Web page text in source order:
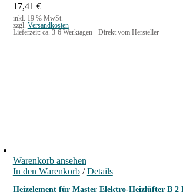
17,41 €
inkl. 19 % MwSt.
zzgl. Versandkosten
Lieferzeit: ca. 3-6 Werktagen - Direkt vom Hersteller
Warenkorb ansehen
In den Warenkorb / Details
Heizelement für Master Elektro-Heizlüfter B 2